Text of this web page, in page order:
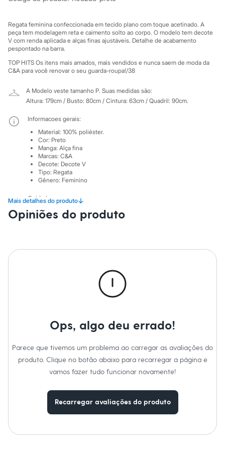
Moda esportiva
Vestidos
Masculino
Em alta
Dia dos Pais
Inverno
Novidades
Roupas
Camisas
Calças
Casacos e Jaquetas
Jeans
Acessórios
Bolsas e Mochilas
Chapéus e Bonés
Carteiras
Óculos
Relógios
Calçados
Botas
Sandálias e Papetes
Tênis
Moda íntima
Meias
Pijamas
Moda praia
Personagens
Blusas e Camisetas
Jeans
Moda esportiva
Regata feminina confeccionada em tecido plano com toque acetinado. A
peça tem modelagem reta e caimento solto ao corpo. O modelo tem decote
V com renda aplicada e alças finas ajustáveis. Detalhe de acabamento
pespontado na barra.
TOP HITS Os itens mais amados, mais vendidos e nunca saem de moda da
C&A para você renovar o seu guarda-roupa!/38
A Modelo veste tamanho P. Suas medidas são:
Altura: 179cm / Busto: 80cm / Cintura: 63cm / Quadril: 90cm.
Mais detalhes do produto↓
Informacoes gerais:
Material: 100% poliéster.
Cor: Preto
Manga: Alça fina
Marcas: C&A
Decote: Decote V
Tipo: Regata
Gênero: Feminino
Cuidados com a peca:
Temperatura até 40º.
Não alvejar.
Lavar a seco.
Opiniões do produto
Ops, algo deu errado!
Parece que tivemos um problema ao carregar as avaliações do
produto. Clique no botão abaixo para recarregar a página e
vamos fazer tudo funcionar novamente!
Recarregar avaliações do produto